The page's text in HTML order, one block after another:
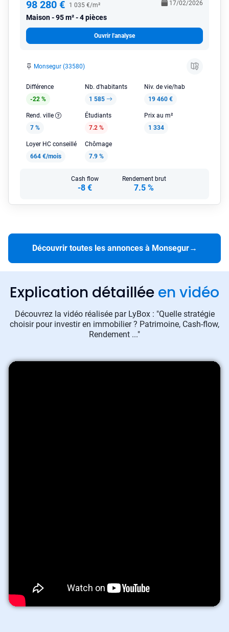
98 280 € 1 035 €/m²
Maison 95 m² - 4 pièces
17/02/2026
Ouvrir l'analyse
Monsegur (33580)
Différence
-22 %
Nb. d'habitants
1 585
Niv. de vie/hab
19 460 €
Rend. ville
7 %
Étudiants
7.2 %
Prix au m²
1 334
Loyer HC conseillé
664 €/mois
Chômage
7.9 %
Cash flow
-8 €
Rendement brut
7.5 %
Découvrir toutes les annonces à Monsegur→
Explication détaillée en vidéo
Découvrez la vidéo réalisée par LyBox : "Quelle stratégie
choisir pour investir en immobilier ? Patrimoine, Cash-flow,
Rendement ..."